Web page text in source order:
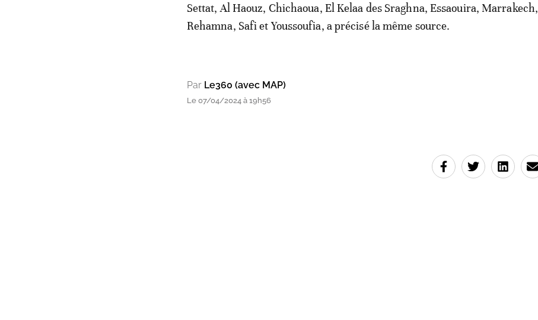
Settat, Al Haouz, Chichaoua, El Kelaa des Sraghna, Essaouira, Marrakech,
Rehamna, Safi et Youssoufia, a précisé la même source.
Par Le360 (avec MAP)
Le 07/04/2024 à 19h56